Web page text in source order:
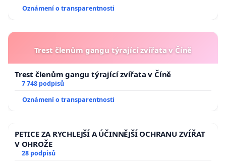
Oznámení o transparentnosti
Trest členům gangu týrající zvířata v Číně
Trest členům gangu týrající zvířata v Číně
7 748 podpisů
Oznámení o transparentnosti
PETICE ZA RYCHLEJŠÍ A ÚČINNĚJŠÍ OCHRANU ZVÍŘAT
V OHROŽE
28 podpisů